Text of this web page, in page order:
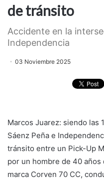
de tránsito
Accidente en la
Independencia
03 Noviembre 2025
Marcos Juarez: siendo las
Sáenz Peña e
tránsito entre un Pick-Up
por un hombre de 40
marca Corven 70 CC,